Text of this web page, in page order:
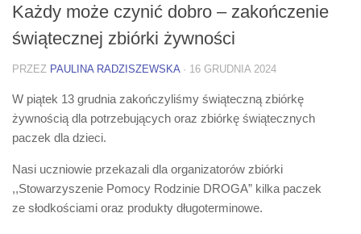
Każdy może czynić dobro – zakończenie
świątecznej zbiórki żywności
PRZEZ PAULINA RADZISZEWSKA · 16 GRUDNIA 2024
W piątek 13 grudnia zakończyliśmy świąteczną zbiórkę
żywnością dla potrzebujących oraz zbiórkę świątecznych
paczek dla dzieci.
Nasi uczniowie przekazali dla organizatorów zbiórki
,,Stowarzyszenie Pomocy Rodzinie DROGA” kilka paczek
ze słodkościami oraz produkty długoterminowe.